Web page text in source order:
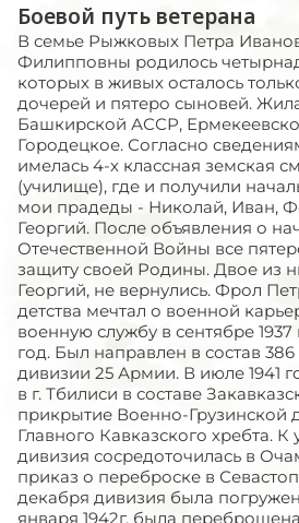
Боевой путь ветерана
В семье Рыжковых Петра
Филипповны родилось
которых в живых осталось
дочерей и пятеро сыновей.
Башкирской АССР,
Городецкое. Согласно
имелась 4-х классная земская
(училище), где и получили
мои прадеды - Николай, Иван,
Георгий. После объявления о
Отечественной Войны все
защиту своей Родины. Двое из
Георгий, не вернулись. Фрол
детства мечтал о военной
военную службу в сентябре 1937
год. Был направлен в состав
дивизии 25 Армии. В июле 1941
в г. Тбилиси в составе
прикрытие Военно-Грузинской
Главного Кавказского хребта. К
дивизия сосредоточилась в
приказ о переброске в
декабря дивизия была
января 1942г. была